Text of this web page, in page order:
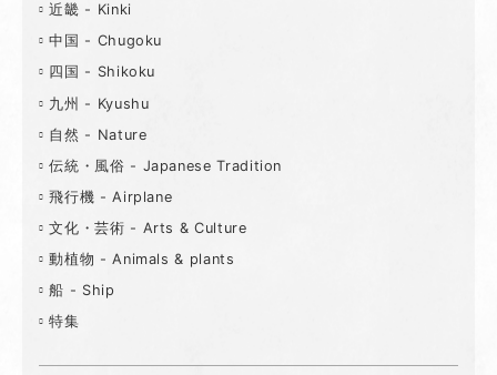
近畿 - Kinki
中国 - Chugoku
四国 - Shikoku
九州 - Kyushu
自然 - Nature
伝統・風俗 - Japanese Tradition
飛行機 - Airplane
文化・芸術 - Arts & Culture
動植物 - Animals & plants
船 - Ship
特集